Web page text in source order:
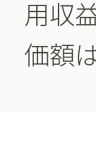
用収
価額